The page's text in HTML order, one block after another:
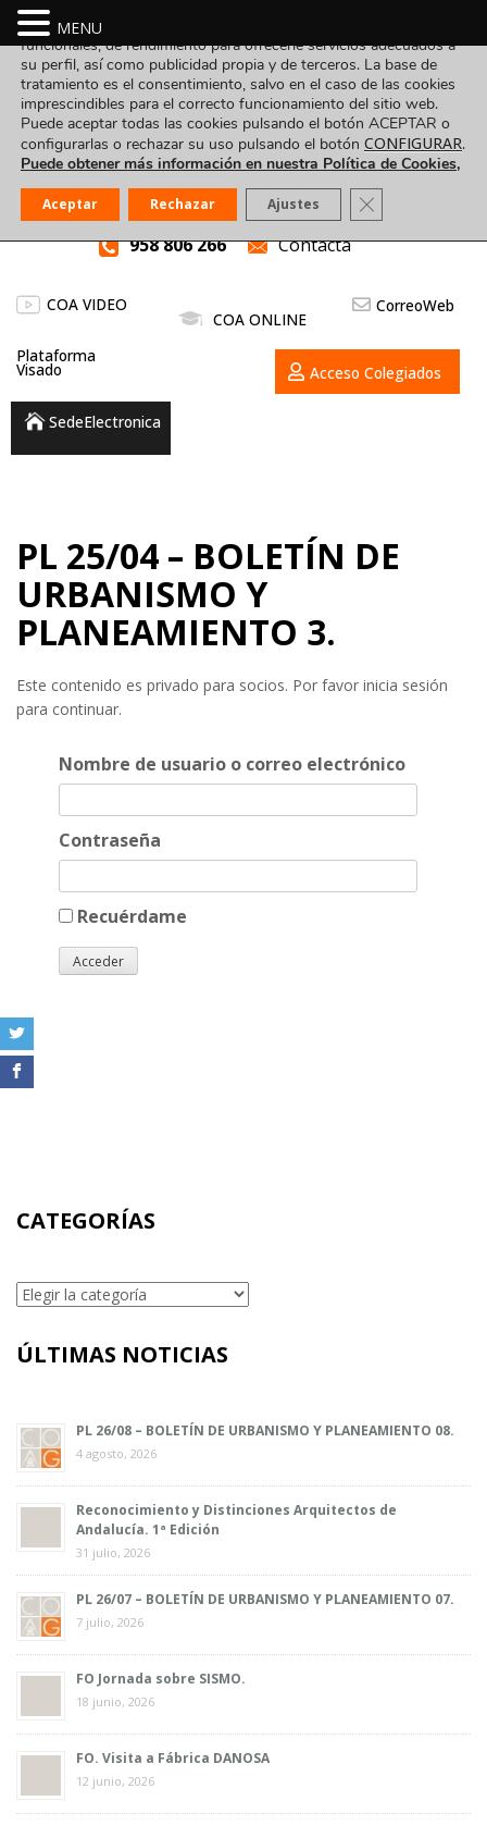
958 806 266 Contacta
COA VIDEO
COA ONLINE
CorreoWeb
Plataforma
Visado Acceso Colegiados
SedeElectronica
PL 25/04 – BOLETÍN DE
URBANISMO Y
PLANEAMIENTO 3.
Este contenido es privado para socios. Por favor inicia sesión
para continuar.
Nombre de usuario o correo electrónico
Contraseña
Recuérdame
CATEGORÍAS
Categorías
ÚLTIMAS NOTICIAS
PL 26/08 – BOLETÍN DE URBANISMO Y PLANEAMIENTO 08.
4 agosto, 2026
Reconocimiento y Distinciones Arquitectos de
Andalucía. 1ª Edición
31 julio, 2026
PL 26/07 – BOLETÍN DE URBANISMO Y PLANEAMIENTO 07.
7 julio, 2026
FO Jornada sobre SISMO.
18 junio, 2026
FO. Visita a Fábrica DANOSA
12 junio, 2026
MENU
Utilizamos cookies propias y de terceros para fines analíticos,
funcionales, de rendimiento para ofrecerle servicios adecuados a
su perfil, así como publicidad propia y de terceros. La base de
tratamiento es el consentimiento, salvo en el caso de las cookies
imprescindibles para el correcto funcionamiento del sitio web.
Puede aceptar todas las cookies pulsando el botón ACEPTAR o
configurarlas o rechazar su uso pulsando el botón CONFIGURAR.
Puede obtener más información en nuestra Política de Cookies,
Aceptar Rechazar Ajustes Cerrar el banner